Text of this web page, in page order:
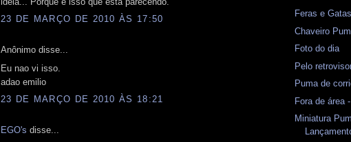
23 DE MARÇO DE 2010 ÀS 17:50
Anônimo disse...
Eu nao vi isso.
adao emilio
23 DE MARÇO DE 2010 ÀS 18:21
EGO's disse...
Feras e Gatas
Chaveiro
Foto do dia
Pelo
Puma de
Fora de área
Miniatura